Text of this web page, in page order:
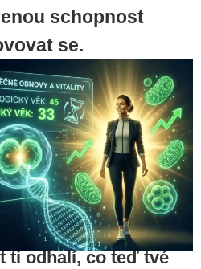
schopnost
se.
ti odhalí, co teď tvé